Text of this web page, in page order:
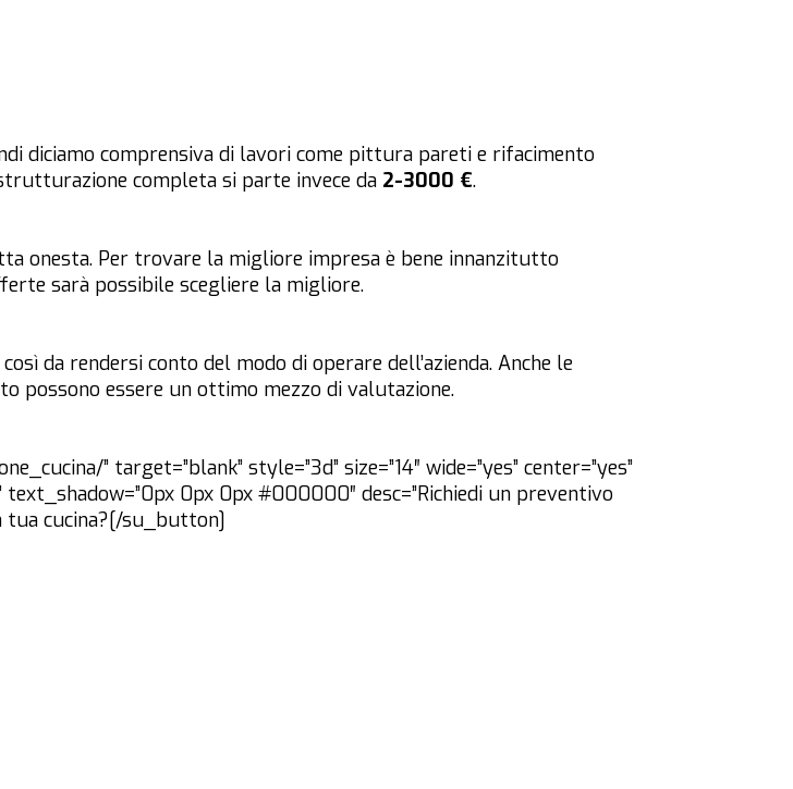
diciamo comprensiva di lavori come pittura pareti e rifacimento
completa si parte invece da 2-3000 €.
onesta. Per trovare la migliore impresa è bene innanzitutto
sarà possibile scegliere la migliore.
da rendersi conto del modo di operare dell’azienda. Anche le
possono essere un ottimo mezzo di valutazione.
” target=”blank” style=”3d” size=”14″ wide=”yes” center=”yes”
0px 0px #000000″ desc=”Richiedi un preventivo
tua cucina?[/su_button]